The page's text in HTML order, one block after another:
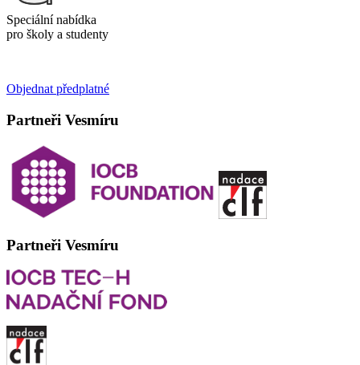
Speciální nabídka
pro školy a studenty
Objednat předplatné
Partneři Vesmíru
Partneři Vesmíru